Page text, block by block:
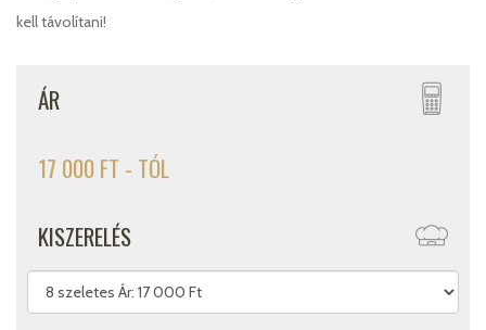
kell távolítani!
ÁR
17 000 FT - TÓL
KISZERELÉS